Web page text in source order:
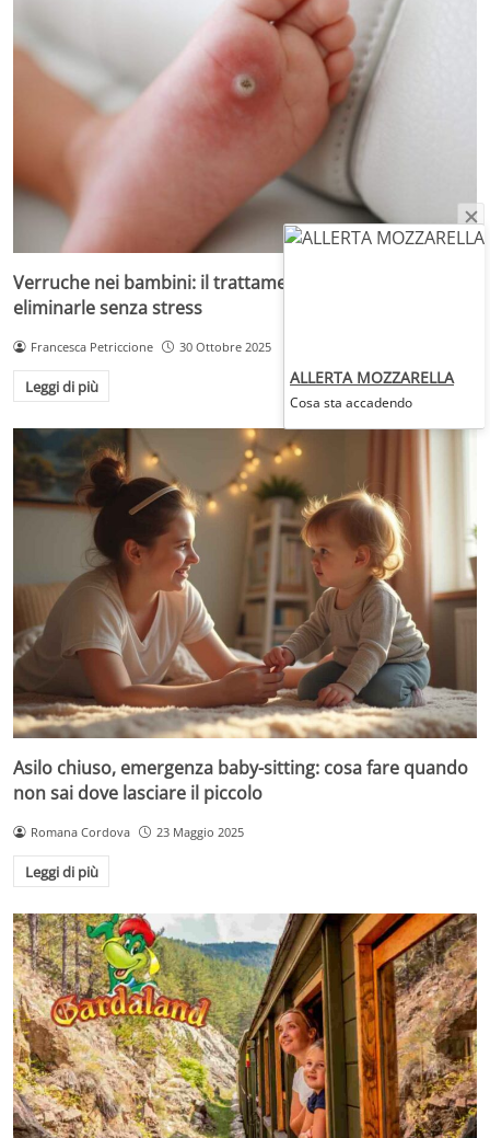
Verruche nei bambini: il trattamento più adatto per
eliminarle senza stress
Francesca Petriccione 30 Ottobre 2025
Leggi di più
Asilo chiuso, emergenza baby-sitting: cosa fare quando
non sai dove lasciare il piccolo
Romana Cordova 23 Maggio 2025
Leggi di più
ALLERTA MOZZARELLA
Cosa sta accadendo